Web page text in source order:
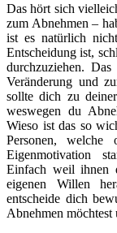
Das hört sich
zum Abnehmen –
ist es natürlich
Entscheidung ist,
durchzuziehen.
Veränderung und
sollte dich zu
weswegen du
Wieso ist das so
Personen, welche
Eigenmotivation
Einfach weil ihnen
eigenen Willen
entscheide dich
Abnehmen